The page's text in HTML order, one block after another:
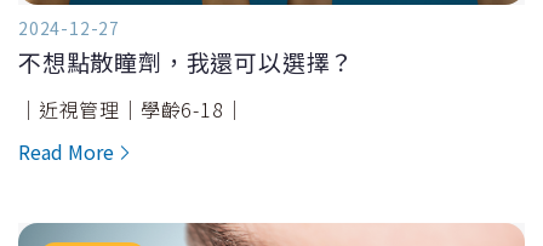
2024-12-27
不想點散瞳劑，我還可以選擇？
｜近視管理｜學齡6-18｜
Read More